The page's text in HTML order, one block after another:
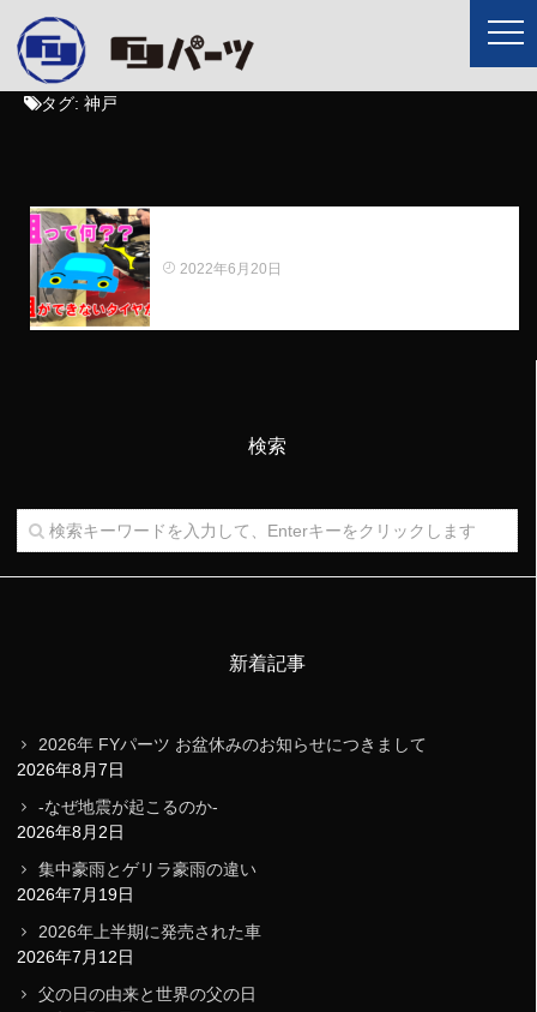
タグ: 神戸
2022年6月20日
検索
新着記事
2026年 FYパーツ お盆休みのお知らせにつきまして
2026年8月7日
-なぜ地震が起こるのか-
2026年8月2日
集中豪雨とゲリラ豪雨の違い
2026年7月19日
2026年上半期に発売された車
2026年7月12日
父の日の由来と世界の父の日